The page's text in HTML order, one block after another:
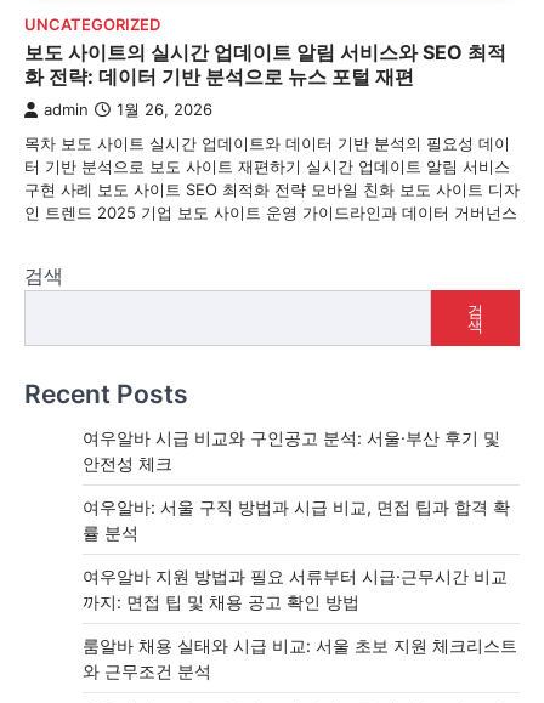
UNCATEGORIZED
보도 사이트의 실시간 업데이트 알림 서비스와 SEO 최적
화 전략: 데이터 기반 분석으로 뉴스 포털 재편
admin 1월 26, 2026
목차 보도 사이트 실시간 업데이트와 데이터 기반 분석의 필요성 데이
터 기반 분석으로 보도 사이트 재편하기 실시간 업데이트 알림 서비스
구현 사례 보도 사이트 SEO 최적화 전략 모바일 친화 보도 사이트 디자
인 트렌드 2025 기업 보도 사이트 운영 가이드라인과 데이터 거버넌스
검색
검
색
Recent Posts
여우알바 시급 비교와 구인공고 분석: 서울·부산 후기 및
안전성 체크
여우알바: 서울 구직 방법과 시급 비교, 면접 팁과 합격 확
률 분석
여우알바 지원 방법과 필요 서류부터 시급·근무시간 비교
까지: 면접 팁 및 채용 공고 확인 방법
룸알바 채용 실태와 시급 비교: 서울 초보 지원 체크리스트
와 근무조건 분석